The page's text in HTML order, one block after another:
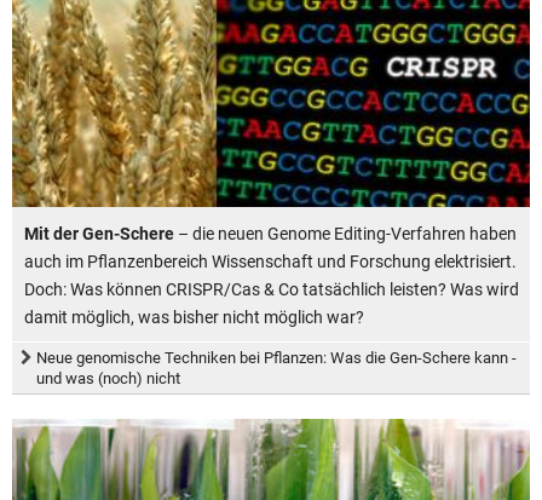
Mit der Gen-Schere – die neuen Genome Editing-Verfahren haben
auch im Pflanzenbereich Wissenschaft und Forschung elektrisiert.
Doch: Was können CRISPR/Cas & Co tatsächlich leisten? Was wird
damit möglich, was bisher nicht möglich war?
Neue genomische Techniken bei Pflanzen: Was die Gen-Schere kann -
und was (noch) nicht